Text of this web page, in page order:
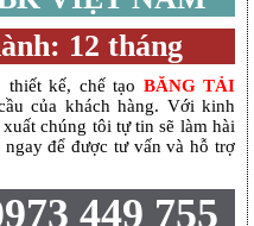
12 tháng
thiết kế, chế tạo BĂNG TẢI
của khách hàng. Với kinh
chúng tôi tự tin sẽ làm hài
để được tư vấn và hỗ trợ
449 755